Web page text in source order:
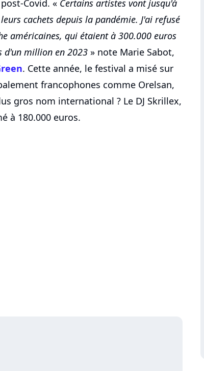
Covid. « Certains artistes vont jusqu'à
cachets depuis la pandémie. J'ai refusé
américaines, qui étaient à 300.000 euros
d'un million en 2023 » note Marie Sabot,
. Cette année, le festival a misé sur
francophones comme Orelsan,
gros nom international ? Le DJ Skrillex,
à 180.000 euros.